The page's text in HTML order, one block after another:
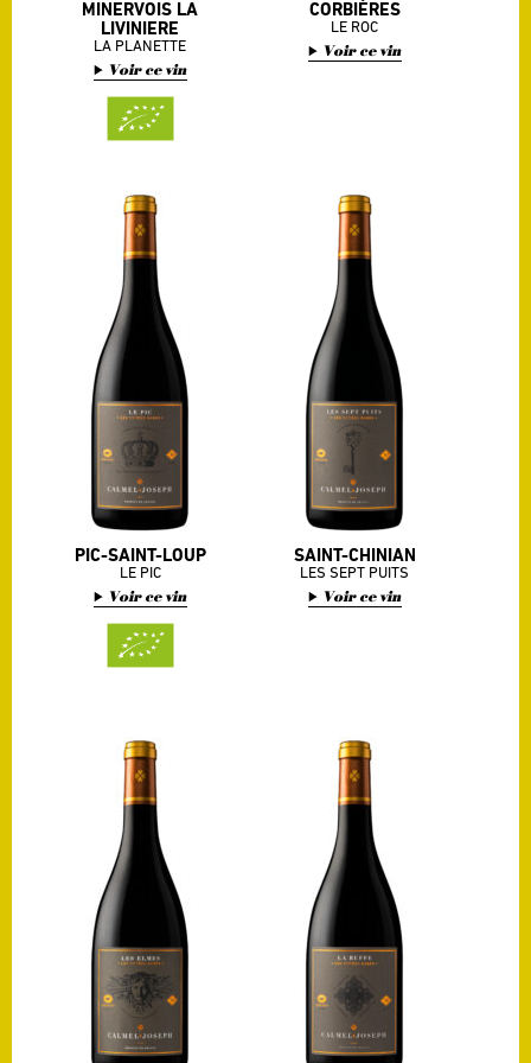
MINERVOIS LA
LIVINIERE
LA PLANETTE
Voir ce vin
CORBIÈRES
LE ROC
Voir ce vin
PIC-SAINT-LOUP
LE PIC
Voir ce vin
SAINT-CHINIAN
LES SEPT PUITS
Voir ce vin